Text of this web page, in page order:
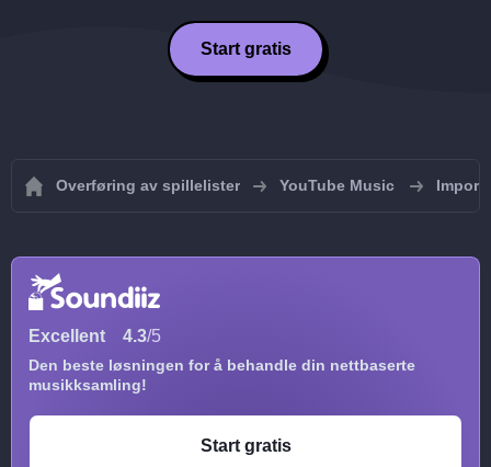
Start gratis
Overføring av spillelister YouTube Music
Excellent 4.3/5
Den beste løsningen for å behandle din nettbaserte
musikksamling!
Start gratis